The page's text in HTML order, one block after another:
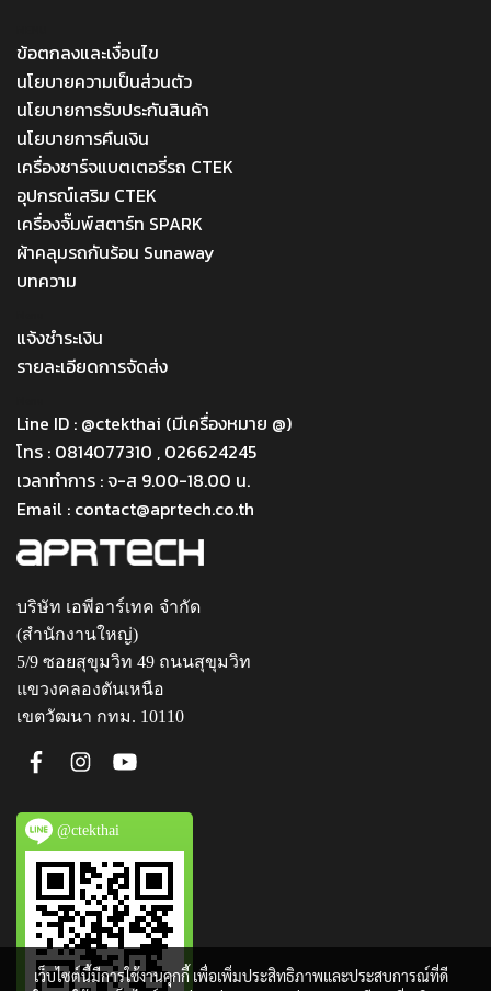
ข้อตกลงและเงื่อนไข
นโยบายความเป็นส่วนตัว
นโยบายการรับประกันสินค้า
นโยบายการคืนเงิน
เครื่องชาร์จแบตเตอรี่รถ CTEK
อุปกรณ์เสริม CTEK
เครื่องจั๊มพ์สตาร์ท SPARK
ผ้าคลุมรถกันร้อน Sunaway
บทความ
แจ้งชำระเงิน
รายละเอียดการจัดส่ง
Line ID : @ctekthai (มีเครื่องหมาย @)
โทร : 0814077310 , 026624245
เวลาทำการ : จ-ส 9.00-18.00 น.
Email : contact@aprtech.co.th
บริษัท เอพีอาร์เทค จำกัด
(สำนักงานใหญ่)
5/9 ซอยสุขุมวิท 49 ถนนสุขุมวิท
แขวงคลองตันเหนือ
เขตวัฒนา กทม. 10110
@ctekthai
เว็บไซต์นี้มีการใช้งานคุกกี้ เพื่อเพิ่มประสิทธิภาพและประสบการณ์ที่ดี